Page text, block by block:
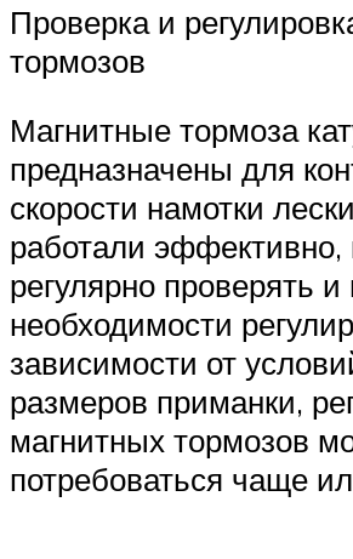
Проверка и
тормозов
Магнитные тормоза
предназначены для
скорости намотки
работали
регулярно проверять и
необходимости
зависимости от
размеров приманки,
магнитных тормозов
потребоваться чаще